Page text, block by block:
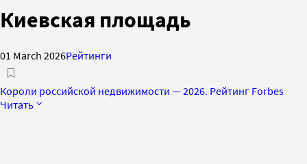
Киевская площадь
01 March 2026Рейтинги
Короли российской недвижимости — 2026. Рейтинг Forbes
Читать